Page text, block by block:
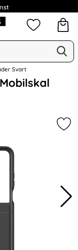
Group AB
Mina
Svart